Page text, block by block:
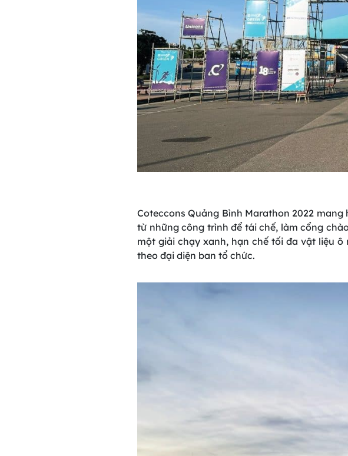
Coteccons Quảng Bình Marathon 2022
từ những công trình để tái chế, làm cổng
một giải chạy xanh, hạn chế tối đa vật liệu
theo đại diện ban tổ chức.